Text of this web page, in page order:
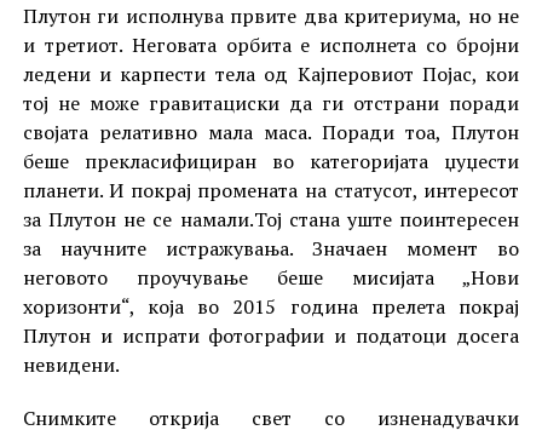
Плутон ги исполнува првите два критериума, но не
и третиот. Неговата орбита е исполнета со бројни
ледени и карпести тела од Кајперовиот Појас, кои
тој не може гравитациски да ги отстрани поради
својата релативно мала маса. Поради тоа, Плутон
беше прекласифициран во категоријата џуџести
планети. И покрај промената на статусот, интересот
за Плутон не се намали.Тој стана уште поинтересен
за научните истражувања. Значаен момент во
неговото проучување беше мисијата „Нови
хоризонти“, која во 2015 година прелета покрај
Плутон и испрати фотографии и податоци досега
невидени.
Снимките открија свет со изненадувачки